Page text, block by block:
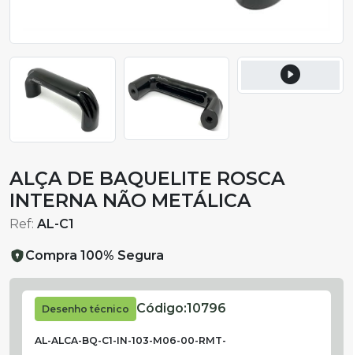
ALÇA DE BAQUELITE ROSCA
INTERNA NÃO METÁLICA
Ref: AL-C1
Compra 100% Segura
Desenho técnico Código:10796
AL-ALCA-BQ-C1-IN-103-M06-00-RMT-